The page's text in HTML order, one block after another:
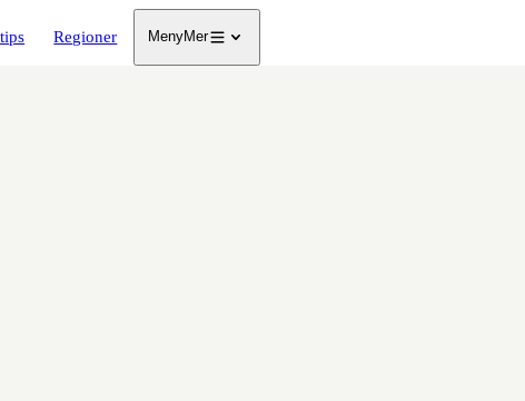
Regioner MenyMer